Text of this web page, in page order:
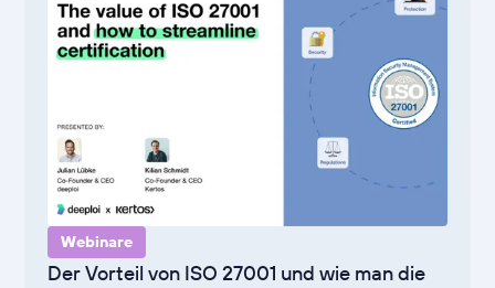
Webinare
Der Vorteil von ISO 27001 und wie man die